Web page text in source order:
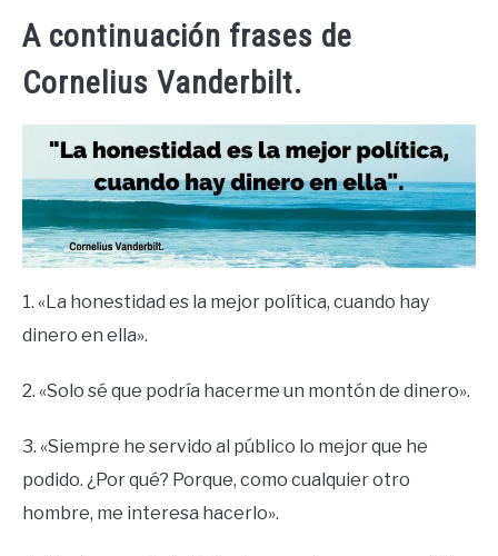
A continuación frases de
Cornelius Vanderbilt.
1. «La honestidad es la mejor política, cuando hay
dinero en ella».
2. «Solo sé que podría hacerme un montón de dinero».
3. «Siempre he servido al público lo mejor que he
podido. ¿Por qué? Porque, como cualquier otro
hombre, me interesa hacerlo».